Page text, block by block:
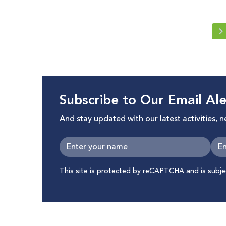
Subscribe to Our Email
And stay updated with our latest activities,
This site is protected by reCAPTCHA and is